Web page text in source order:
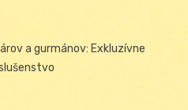
a gurmánov: Exkluzívne